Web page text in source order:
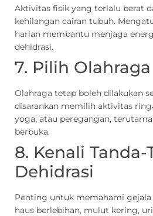
Aktivitas fisik yang terlalu berat
kehilangan cairan tubuh.
harian membantu menjaga
dehidrasi.
7. Pilih
Olahraga tetap boleh dilakukan
disarankan memilih aktivitas
yoga, atau peregangan,
berbuka.
8. Kenali Tanda-
Dehidrasi
Penting untuk memahami gejala
haus berlebihan, mulut kering,